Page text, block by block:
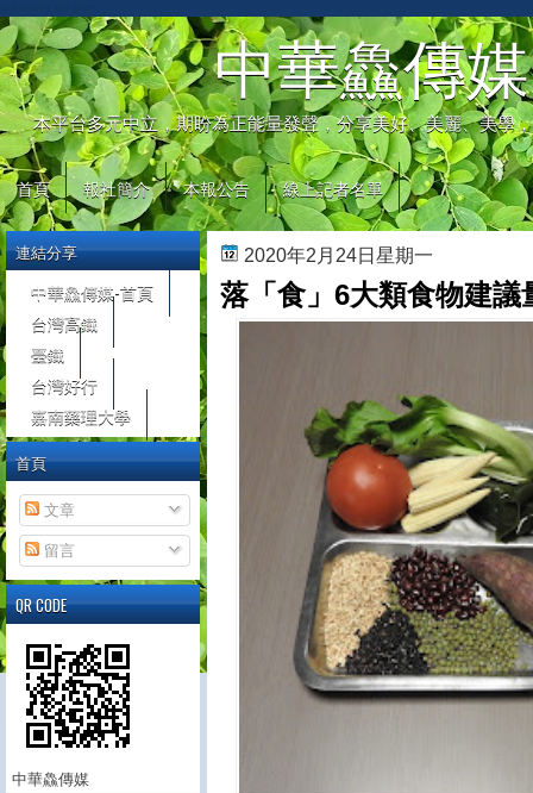
中華鱻傳媒
本平台多元中立，期盼為正能量發聲，分享美好、美麗、美學
首頁 報社簡介 本報公告 線上記者名單
2020年2月24日星期一
落「食」6大類食物建議
連結分享
中華鱻傳媒-首頁
台灣高鐵
臺鐵
台灣好行
嘉南藥理大學
首頁
文章
留言
QR CODE
中華鱻傳媒